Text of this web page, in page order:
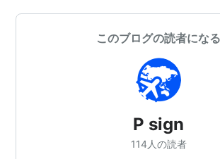
このブログの読者になる
P sign
114人の読者